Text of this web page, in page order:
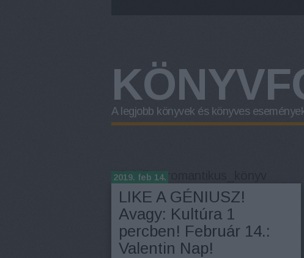
A legjobb könyvek és könyves
Címkék »
2019. feb 14.
LIKE A GÉNIUSZ!
Avagy: Kultúra 1
percben! Február 14.:
Valentin Nap!